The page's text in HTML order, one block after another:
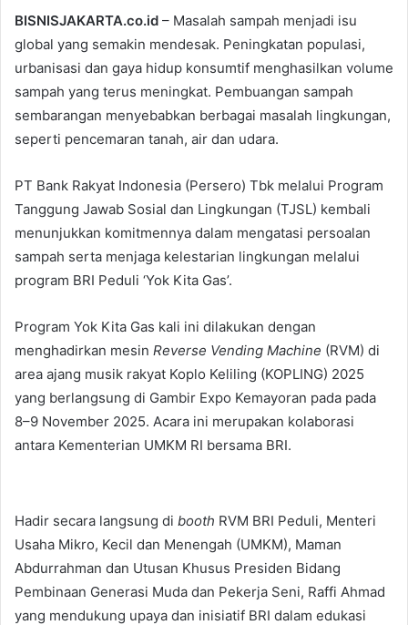
BISNISJAKARTA.co.id – Masalah sampah menjadi isu
global yang semakin mendesak. Peningkatan populasi,
urbanisasi dan gaya hidup konsumtif menghasilkan volume
sampah yang terus meningkat. Pembuangan sampah
sembarangan menyebabkan berbagai masalah lingkungan,
seperti pencemaran tanah, air dan udara.
PT Bank Rakyat Indonesia (Persero) Tbk melalui Program
Tanggung Jawab Sosial dan Lingkungan (TJSL) kembali
menunjukkan komitmennya dalam mengatasi persoalan
sampah serta menjaga kelestarian lingkungan melalui
program BRI Peduli ‘Yok Kita Gas’.
Program Yok Kita Gas kali ini dilakukan dengan
menghadirkan mesin Reverse Vending Machine (RVM) di
area ajang musik rakyat Koplo Keliling (KOPLING) 2025
yang berlangsung di Gambir Expo Kemayoran pada pada
8–9 November 2025. Acara ini merupakan kolaborasi
antara Kementerian UMKM RI bersama BRI.
Hadir secara langsung di booth RVM BRI Peduli, Menteri
Usaha Mikro, Kecil dan Menengah (UMKM), Maman
Abdurrahman dan Utusan Khusus Presiden Bidang
Pembinaan Generasi Muda dan Pekerja Seni, Raffi Ahmad
yang mendukung upaya dan inisiatif BRI dalam edukasi